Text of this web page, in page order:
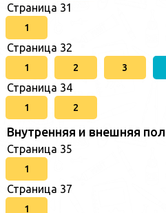
Страница 31
1
Страница 32
1 2 3
Страница 34
1 2
Внутренняя и внешняя
Страница 35
1
Страница 37
1